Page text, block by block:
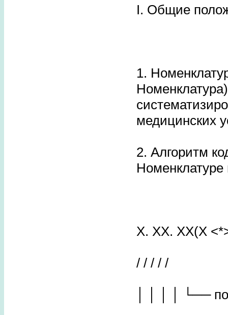
I. Общие
1.
медицинских
2. Алгоритм
Номенклатуре
X. XX. XX(X
/ / / / /
│ │ │ │ └──